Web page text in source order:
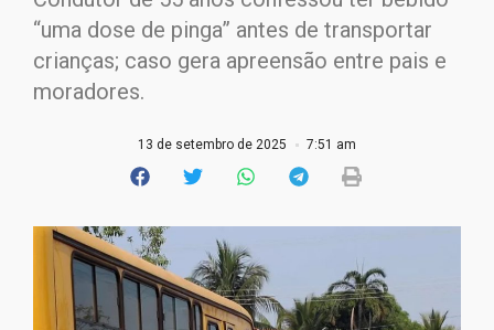
“uma dose de pinga” antes de transportar
crianças; caso gera apreensão entre pais e
moradores.
13 de setembro de 2025 7:51 am